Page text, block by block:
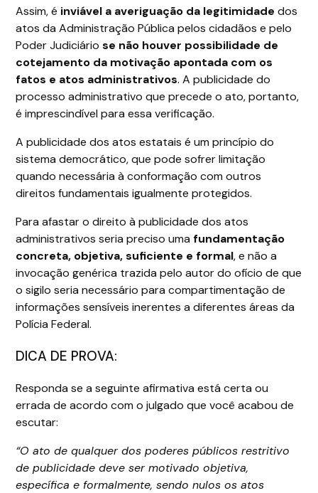
Assim, é inviável a averiguação da legitimidade dos
atos da Administração Pública pelos cidadãos e pelo
Poder Judiciáriose não houver possibilidade de
cotejamento da motivação apontada com os
fatos e atos administrativos. A publicidade do
processo administrativo que precede o ato, portanto,
é imprescindível para essa verificação.
A publicidade dos atos estatais é um princípio do
sistema democrático, que pode sofrer limitação
quando necessária à conformação com outros
direitos fundamentais igualmente protegidos.
Para afastar o direito à publicidade dos atos
administrativos seria preciso umafundamentação
concreta, objetiva, suficiente e formal, e não a
invocação genérica trazida pelo autor do ofício de que
o sigilo seria necessário para compartimentação de
informações sensíveis inerentes a diferentes áreas da
Polícia Federal.
DICA DE PROVA:
Responda se a seguinte afirmativa está certa ou
errada de acordo com o julgado que você acabou de
escutar:
“O ato de qualquer dos poderes públicos restritivo
de publicidade deve ser motivado objetiva,
específica e formalmente, sendo nulos os atos